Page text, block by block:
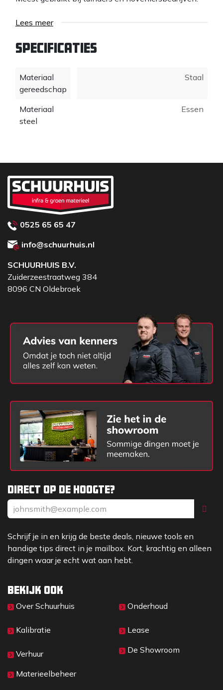
Lees meer
Specificaties
Materiaal
gereedschap
Staal
Materiaal
steel
Essen
Direct op de hoogte?
Schrijf je in en krijg de beste deals, nieuwe tools en
handige tips direct in je mailbox. Kort, krachtig en alleen
dingen waar je echt wat aan hebt.
Bekijk ook
Over Sc​huurhuis
Kalibratie
Verhuur
Materieelbeheer
Onderhoud
Lease
De Showroom
0525 65 65 47
info@schuurhuis.nl
SCHUURHUIS B.V.
Zuiderzeestraatweg 384
8096 CN Oldebroek